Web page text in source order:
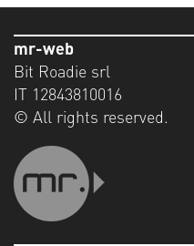
mr-web
Bit Roadie srl
IT 12843810016
© All rights reserved.